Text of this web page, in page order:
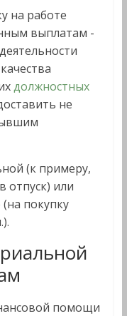
на работе
выплатам -
должностных
не
(к примеру,
отпуск) или
покупку
помощи